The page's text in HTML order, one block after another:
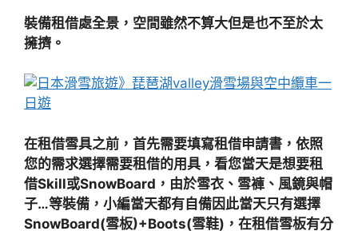
裝備租借處全景，空間雖然不算大但是也不至於太
擁擠。
在租借雪具之前，首先需要填寫租借申請書，依照
您的需求選擇需要租借的用具，看您當天是想要租
借Skill或SnowBoard，由於雪衣、雪褲、風鏡與帽
子…等裝備，小編當天都有自備因此當天只有選擇
SnowBoard(雪板)+Boots(雪鞋)，在租借雪板有分